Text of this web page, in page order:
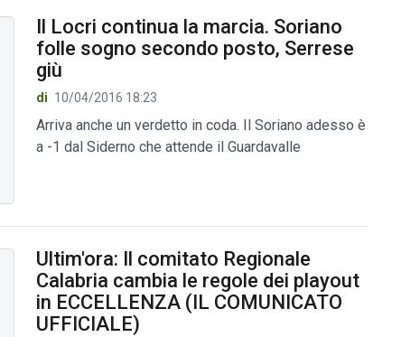
Il Locri continua la marcia. Soriano
folle sogno secondo posto, Serrese
giù
di 10/04/2016 18:23
Arriva anche un verdetto in coda. Il Soriano adesso è
a -1 dal Siderno che attende il Guardavalle
Ultim'ora: Il comitato Regionale
Calabria cambia le regole dei playout
in ECCELLENZA (IL COMUNICATO
UFFICIALE)